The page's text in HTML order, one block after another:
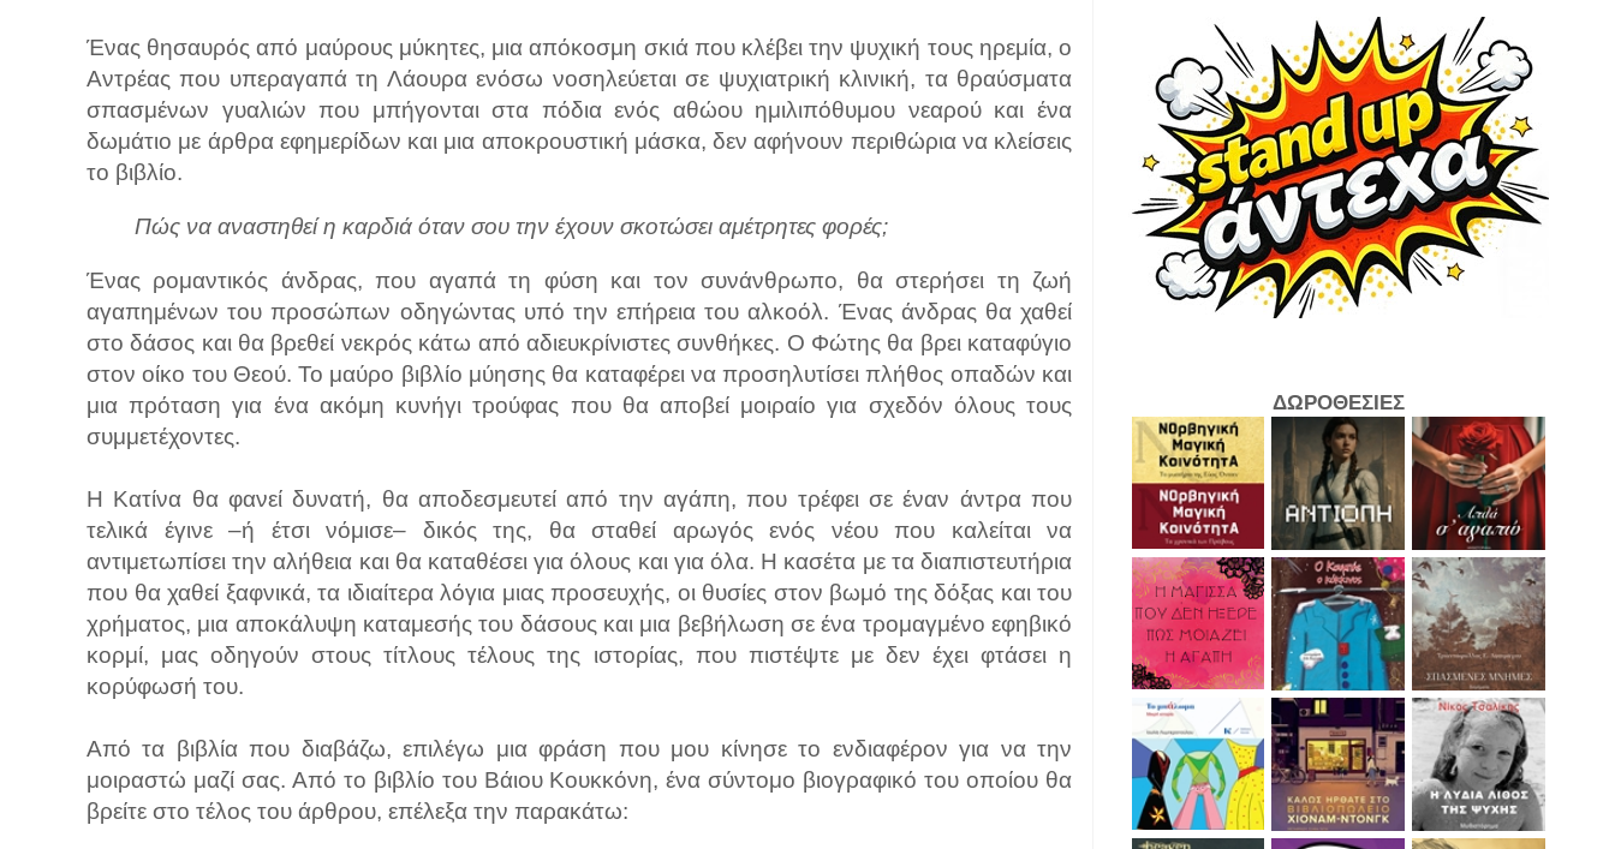
Ένας θησαυρός από μαύρους μύκητες, μια απόκοσμη σκιά που κλέβει την ψυχική τους ηρεμία, ο
Αντρέας που υπεραγαπά τη Λάουρα ενόσω νοσηλεύεται σε ψυχιατρική κλινική, τα θραύσματα
σπασμένων γυαλιών που μπήγονται στα πόδια ενός αθώου ημιλιπόθυμου νεαρού και ένα
δωμάτιο με άρθρα εφημερίδων και μια αποκρουστική μάσκα, δεν αφήνουν περιθώρια να κλείσεις
το βιβλίο.
Πώς να αναστηθεί η καρδιά όταν σου την έχουν σκοτώσει αμέτρητες φορές;
Ένας ρομαντικός άνδρας, που αγαπά τη φύση και τον συνάνθρωπο, θα στερήσει τη ζωή
αγαπημένων του προσώπων οδηγώντας υπό την επήρεια του αλκοόλ. Ένας άνδρας θα χαθεί
στο δάσος και θα βρεθεί νεκρός κάτω από αδιευκρίνιστες συνθήκες. Ο Φώτης θα βρει καταφύγιο
στον οίκο του Θεού. Το μαύρο βιβλίο μύησης θα καταφέρει να προσηλυτίσει πλήθος οπαδών και
μια πρόταση για ένα ακόμη κυνήγι τρούφας που θα αποβεί μοιραίο για σχεδόν όλους τους
συμμετέχοντες.
Η Κατίνα θα φανεί δυνατή, θα αποδεσμευτεί από την αγάπη, που τρέφει σε έναν άντρα που
τελικά έγινε –ή έτσι νόμισε– δικός της, θα σταθεί αρωγός ενός νέου που καλείται να
αντιμετωπίσει την αλήθεια και θα καταθέσει για όλους και για όλα. Η κασέτα με τα διαπιστευτήρια
που θα χαθεί ξαφνικά, τα ιδιαίτερα λόγια μιας προσευχής, οι θυσίες στον βωμό της δόξας και του
χρήματος, μια αποκάλυψη καταμεσής του δάσους και μια βεβήλωση σε ένα τρομαγμένο εφηβικό
κορμί, μας οδηγούν στους τίτλους τέλους της ιστορίας, που πιστέψτε με δεν έχει φτάσει η
κορύφωσή του.
Από τα βιβλία που διαβάζω, επιλέγω μια φράση που μου κίνησε το ενδιαφέρον για να την
μοιραστώ μαζί σας. Από το βιβλίο του Βάιου Κουκκόνη, ένα σύντομο βιογραφικό του οποίου θα
βρείτε στο τέλος του άρθρου, επέλεξα την παρακάτω:
ΔΩΡΟΘΕΣΙΕΣ